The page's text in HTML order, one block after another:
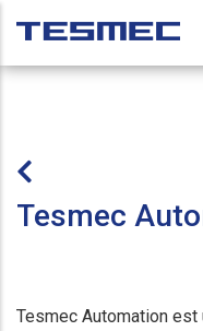
contenu
Tesmec
Tesmec Automation est